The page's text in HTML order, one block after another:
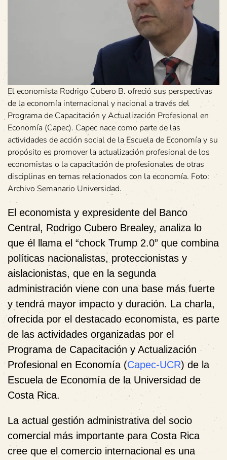
El economista Rodrigo Cubero B. ofreció sus perspectivas
de la economía internacional y nacional a través del
Programa de Capacitación y Actualización Profesional en
Economía (Capec). Capec nace como parte de las
actividades de acción social de la Escuela de Economía y su
propósito es promover la actualización profesional de los
economistas o la capacitación de profesionales de otras
disciplinas en temas relacionados con la economía. Foto:
Archivo Semanario Universidad.
El economista y expresidente del Banco
Central, Rodrigo Cubero Brealey, analiza lo
que él llama el “chock Trump 2.0” que combina
políticas nacionalistas, proteccionistas y
aislacionistas, que en la segunda
administración viene con una base más fuerte
y tendrá mayor impacto y duración. La charla,
ofrecida por el destacado economista, es parte
de las actividades organizadas por el
Programa de Capacitación y Actualización
Profesional en Economía (Capec-UCR) de la
Escuela de Economía de la Universidad de
Costa Rica.
La actual gestión administrativa del socio
comercial más importante para Costa Rica
cree que el comercio internacional es una